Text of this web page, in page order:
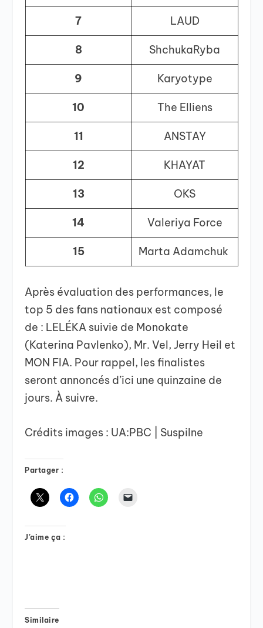
7 LAUD
8 ShchukaRyba
9 Karyotype
10 The Elliens
11 ANSTAY
12 KHAYAT
13 OKS
14 Valeriya Force
15 Marta Adamchuk
Après évaluation des performances, le
top 5 des fans nationaux est composé
de : LELÉKA suivie de Monokate
(Katerina Pavlenko), Mr. Vel, Jerry Heil et
MON FIA. Pour rappel, les finalistes
seront annoncés d’ici une quinzaine de
jours. À suivre.
Crédits images : UA:PBC | Suspilne
Partager :
J’aime ça :
Similaire